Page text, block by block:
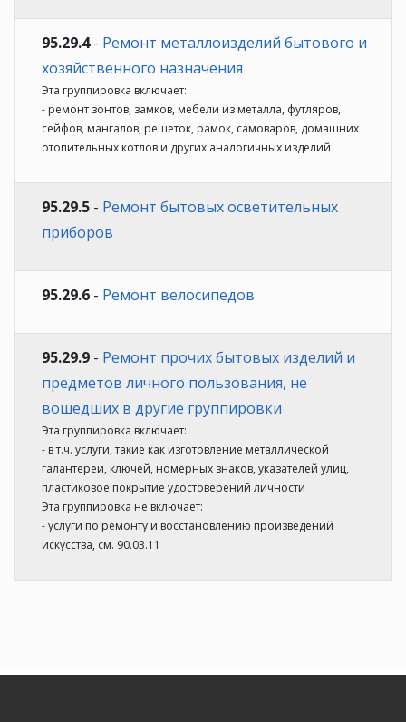
95.29.4- Ремонт металлоизделий бытового и
хозяйственного назначения
Эта группировка включает:
- ремонт зонтов, замков, мебели из металла, футляров,
сейфов, мангалов, решеток, рамок, самоваров, домашних
отопительных котлов и других аналогичных изделий
95.29.5 - Ремонт бытовых осветительных
приборов
95.29.6 - Ремонт велосипедов
95.29.9 - Ремонт прочих бытовых изделий и
предметов личного пользования, не
вошедших в другие группировки
Эта группировка включает:
- в т.ч. услуги, такие как изготовление металлической
галантереи, ключей, номерных знаков, указателей улиц,
пластиковое покрытие удостоверений личности
Эта группировка не включает:
- услуги по ремонту и восстановлению произведений
искусства, см. 90.03.11